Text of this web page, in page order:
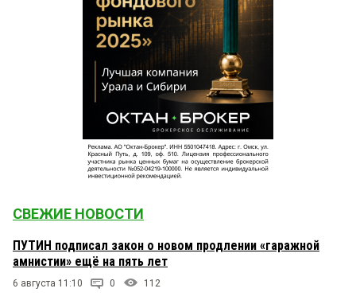
СВЕЖИЕ НОВОСТИ
ПУТИН подписал закон о новом продлении «гаражной
амнистии» ещё на пять лет
6 августа 11:10 0 112